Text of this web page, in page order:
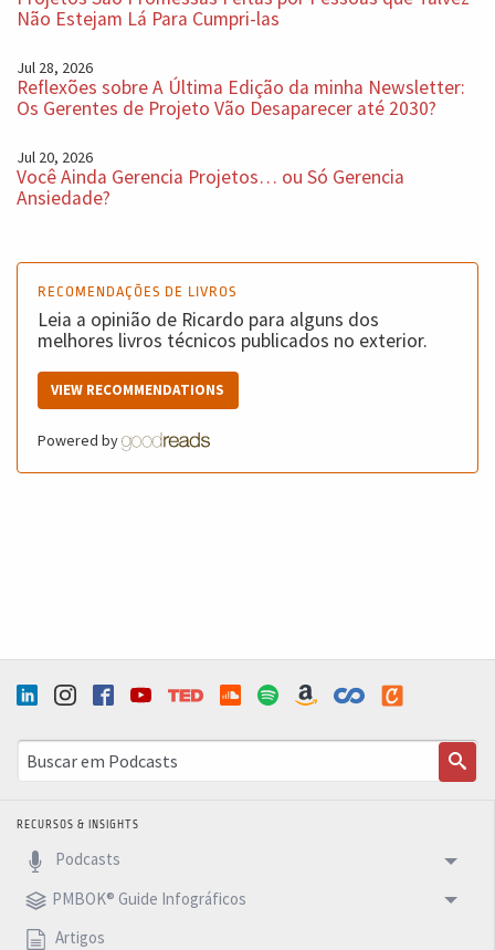
Não Estejam Lá Para Cumpri-las
Jul 28, 2026
Reflexões sobre A Última Edição da minha Newsletter:
Os Gerentes de Projeto Vão Desaparecer até 2030?
Jul 20, 2026
Você Ainda Gerencia Projetos… ou Só Gerencia
Ansiedade?
RECOMENDAÇÕES DE LIVROS
Leia a opinião de Ricardo para alguns dos
melhores livros técnicos publicados no exterior.
VIEW RECOMMENDATIONS
Powered by
RECURSOS & INSIGHTS
Podcasts
PMBOK® Guide Infográficos
Artigos